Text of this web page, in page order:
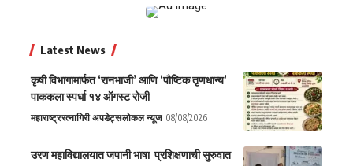
Latest News
कृषी विभागामार्फत ‘रानभाजी’ आणि ‘पौष्टिक तृणधान्य’
पाककला स्पर्धा १४ ऑगस्ट रोजी
महाराष्ट्ररत्नागिरी अपडेट्सलोकल न्यूज 08/08/2026
उरण महाविद्यालयात जपानी भाषा प्रशिक्षणाची सुरुवात